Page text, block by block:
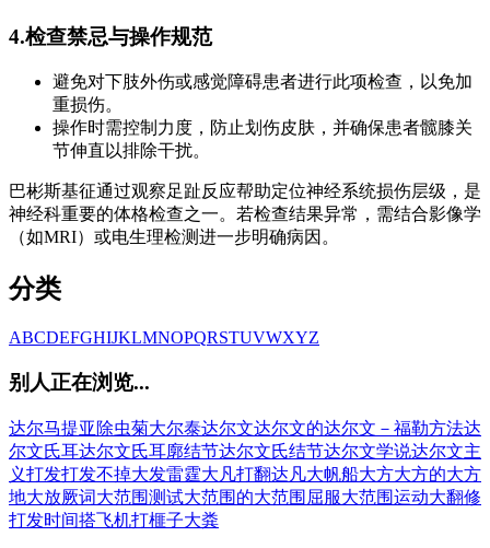
4.检查禁忌与操作规范
避免对下肢外伤或感觉障碍患者进行此项检查，以免加
重损伤。
操作时需控制力度，防止划伤皮肤，并确保患者髋膝关
节伸直以排除干扰。
巴彬斯基征通过观察足趾反应帮助定位神经系统损伤层级，是
神经科重要的体格检查之一。若检查结果异常，需结合影像学
（如MRI）或电生理检测进一步明确病因。
分类
ABCDEFGHIJKLMNOPQRSTUVWXYZ
别人正在浏览...
达尔马提亚除虫菊大尔泰达尔文达尔文的达尔文－福勒方法达
尔文氏耳达尔文氏耳廓结节达尔文氏结节达尔文学说达尔文主
义打发打发不掉大发雷霆大凡打翻达凡大帆船大方大方的大方
地大放厥词大范围测试大范围的大范围屈服大范围运动大翻修
打发时间搭飞机打榧子大粪